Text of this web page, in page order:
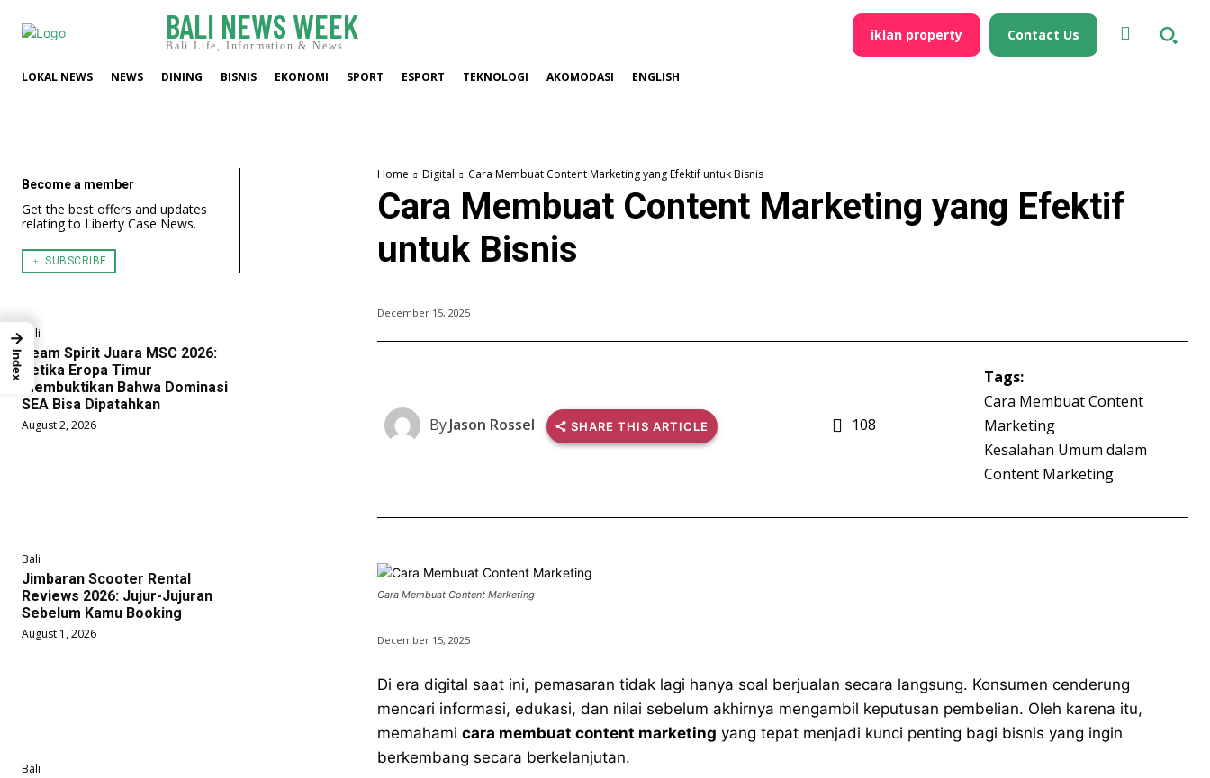
BALI NEWS WEEK
Bali Life, Information & News
iklan property Contact Us
LOKAL NEWS NEWS DINING BISNIS EKONOMI SPORT ESPORT TEKNOLOGI AKOMODASI ENGLISH
Become a member
Get the best offers and updates
relating to Liberty Case News.
﹢ SUBSCRIBE
Bali
Team Spirit Juara MSC 2026:
Ketika Eropa Timur
Membuktikan Bahwa Dominasi
SEA Bisa Dipatahkan
August 2, 2026
Bali
Jimbaran Scooter Rental
Reviews 2026: Jujur-Jujuran
Sebelum Kamu Booking
August 1, 2026
Bali
Home Digital Cara Membuat Content Marketing yang Efektif untuk Bisnis
Cara Membuat Content Marketing yang Efektif
untuk Bisnis
December 15, 2025
ByJason Rossel SHARE THIS ARTICLE 108
Tags:
Cara Membuat Content
Marketing
Kesalahan Umum dalam
Content Marketing
Cara Membuat Content Marketing
December 15, 2025
Di era digital saat ini, pemasaran tidak lagi hanya soal berjualan secara langsung. Konsumen cenderung
mencari informasi, edukasi, dan nilai sebelum akhirnya mengambil keputusan pembelian. Oleh karena itu,
memahami cara membuat content marketing yang tepat menjadi kunci penting bagi bisnis yang ingin
berkembang secara berkelanjutan.
→
Index